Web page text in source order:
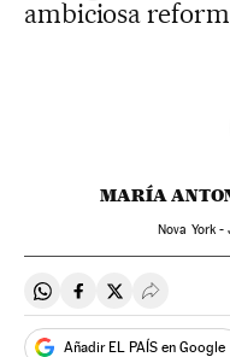
ambiciosa
MARÍA
Nova York -
Compartir en Whatsapp
Compartir en
Compartir en
Añadir EL PAÍS en Google